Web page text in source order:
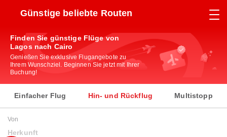
Günstige beliebte Routen
Finden Sie günstige Flüge von
Lagos nach Cairo
Genießen Sie exklusive Flugangebote zu
Ihrem Wunschziel. Beginnen Sie jetzt mit Ihrer
Buchung!
Einfacher Flug Hin- und Rückflug Multistopp
Von
Herkunft